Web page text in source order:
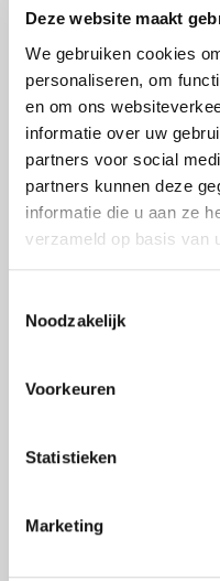
Deze website maakt
We gebruiken cookies
personaliseren, om
en om ons
informatie over uw
partners voor social
partners kunnen deze
informatie die u aan ze
verzameld op basis van
Noodzakelijk
Voorkeuren
Statistieken
Marketing